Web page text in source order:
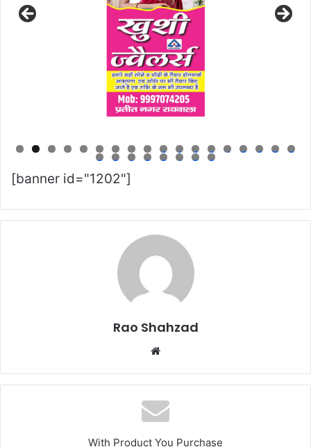
0 1 2 3 4 5 6 7 8
9 0 1 2 3 4 5 6
[banner id="1202"]
Rao Shahzad
Website
With Product You Purchase